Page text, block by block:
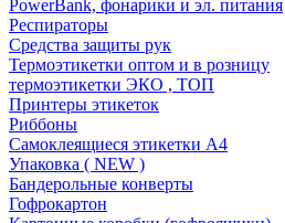
PowerBank, фонарики и эл. питания
Респираторы
Средства защиты рук
Термоэтикетки оптом и в розницу
термоэтикетки ЭКО , ТОП
Принтеры этикеток
Риббоны
Самоклеящиеся этикетки А4
Упаковка ( NEW )
Бандерольные конверты
Гофрокартон